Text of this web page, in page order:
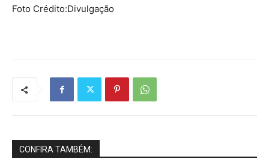
Foto Crédito:Divulgação
CONFIRA TAMBÉM: